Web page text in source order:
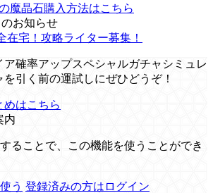
魔晶石購入方法はこちら
のお知らせ
在宅！攻略ライター募集！
ア確率アップスペシャルガチャシミュレ
引く前の運試しにぜひどうぞ！
めはこちら
内
ることで、この機能を使うことができ
う 登録済みの方はログイン